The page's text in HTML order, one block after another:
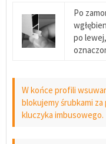
Po
po
W końce profili
blokujemy śrubkami
kluczyka imbusowego.